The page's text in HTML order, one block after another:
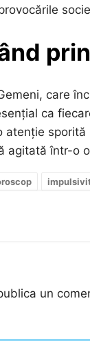
care
ca
atenție
agitată într-o
un